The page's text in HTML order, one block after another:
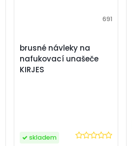
brusné návleky na
nafukovací unašeče
KIRJES
691
skladem